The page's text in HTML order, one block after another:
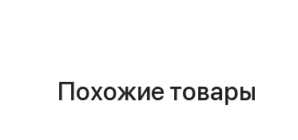
Похожие товары